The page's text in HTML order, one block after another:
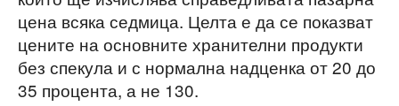
цена всяка седмица. Целта е да се показват
цените на основните хранителни продукти
без спекула и с нормална надценка от 20 до
35 процента, а не 130.